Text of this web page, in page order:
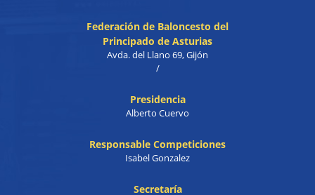
Federación de Baloncesto del
Principado de Asturias
Avda. del Llano 69, Gijón
/
Presidencia
Alberto Cuervo
Responsable Competiciones
Isabel Gonzalez
Secretaría